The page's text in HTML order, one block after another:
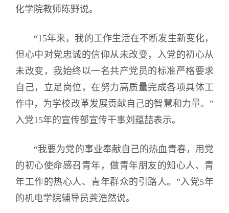
化学院教师陈野说。
“15年来，我的工作生活在不断发生新变化，
但心中对党忠诚的信仰从未改变，入党的初心从
未改变，我始终以一名共产党员的标准严格要求
自己，立足岗位，在努力高质量完成各项具体工
作中，为学校改革发展贡献自己的智慧和力量。”
入党15年的宣传部宣传干事刘蕴喆表示。
“我要为党的事业奉献自己的热血青春，用党
的初心使命感召青年，做青年朋友的知心人、青
年工作的热心人、青年群众的引路人。”入党5年
的机电学院辅导员龚浩然说。